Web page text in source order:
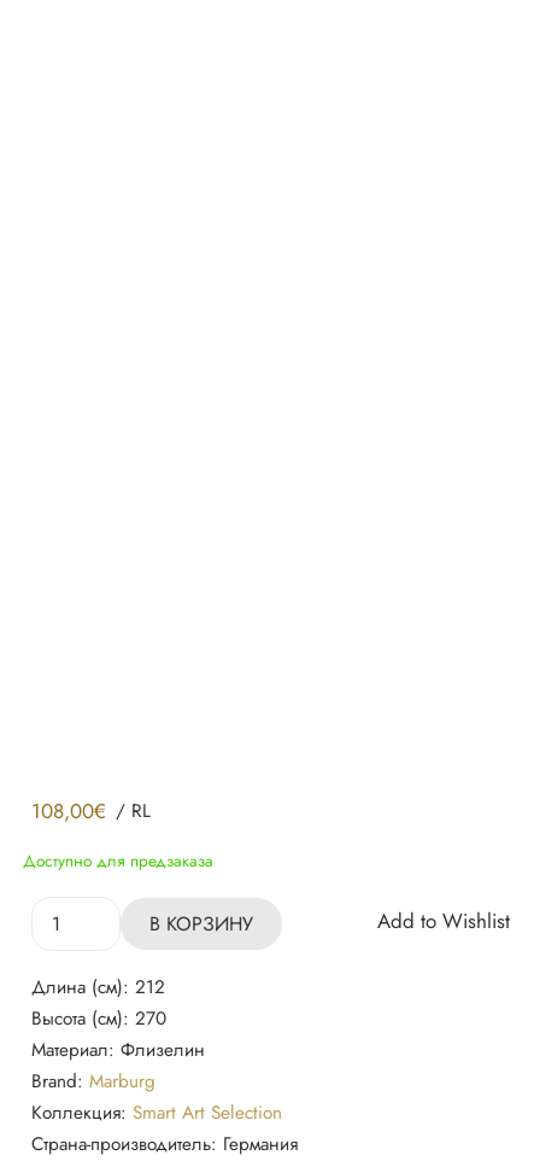
108,00€ / RL
Доступно для предзаказа
Количество
Обои
33117
Smart
Art,
Expedition
В КОРЗИНУ Add to Wishlist
Длина (см): 212
Высота (см): 270
Материал: Флизелин
Brand: Marburg
Коллекция: Smart Art Selection
Страна-производитель: Германия